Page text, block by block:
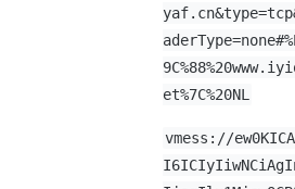
et%7C%20NL
vmess://